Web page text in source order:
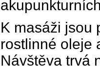
K masáži jsou
rostlinné oleje
Návštěva trvá